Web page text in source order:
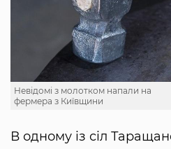
Невідомі з молотком напали на
фермера з Київщини
В одному із сіл